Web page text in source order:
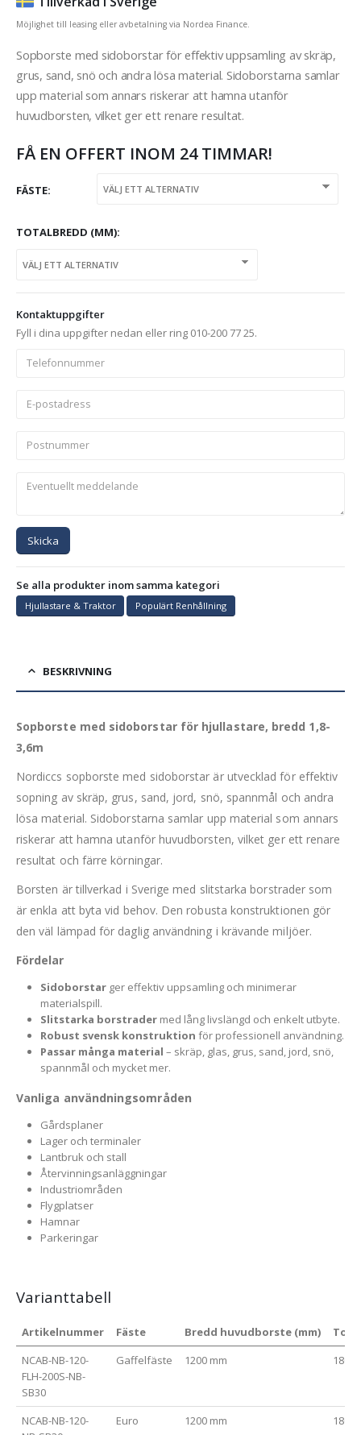
Möjlighet till leasing eller avbetalning via Nordea Finance.
Sopborste med sidoborstar för effektiv uppsamling av skräp,
grus, sand, snö och andra lösa material. Sidoborstarna samlar
upp material som annars riskerar att hamna utanför
huvudborsten, vilket ger ett renare resultat.
FÅ EN OFFERT INOM 24 TIMMAR!
FÄSTE
TOTALBREDD (MM)
Kontaktuppgifter
Fyll i dina uppgifter nedan eller ring 010-200 77 25.
Skicka
Se alla produkter inom samma kategori
Hjullastare & Traktor Populärt Renhållning
BESKRIVNING
Sopborste med sidoborstar för hjullastare, bredd 1,8-
3,6m
Nordiccs sopborste med sidoborstar är utvecklad för effektiv
sopning av skräp, grus, sand, jord, snö, spannmål och andra
lösa material. Sidoborstarna samlar upp material som annars
riskerar att hamna utanför huvudborsten, vilket ger ett renare
resultat och färre körningar.
Borsten är tillverkad i Sverige med slitstarka borstrader som
är enkla att byta vid behov. Den robusta konstruktionen gör
den väl lämpad för daglig användning i krävande miljöer.
Fördelar
Sidoborstarger effektiv uppsamling och minimerar
materialspill.
Slitstarka borstradermed lång livslängd och enkelt utbyte.
Robust svensk konstruktion för professionell användning.
Passar många material – skräp, glas, grus, sand, jord, snö,
spannmål och mycket mer.
Vanliga användningsområden
Gårdsplaner
Lager och terminaler
Lantbruk och stall
Återvinningsanläggningar
Industriområden
Flygplatser
Hamnar
Parkeringar
Varianttabell
Artikelnummer Fäste Bredd huvudborste (mm)
NCAB-NB-120-
FLH-200S-NB-
SB30
Gaffelfäste 1200 mm 1800
NCAB-NB-120-
Euro 1200 mm 1800